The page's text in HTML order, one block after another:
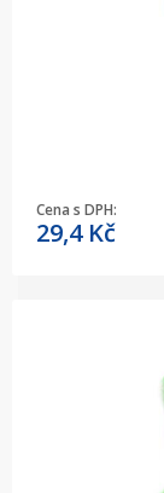
Cena s DPH:
29,4 Kč